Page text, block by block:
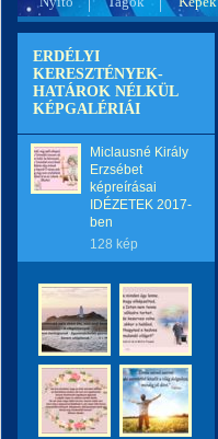
ERDÉLYI
KERESZTÉNYEK-
HATÁROK NÉLKÜL
KÉPGALÉRIÁI
Miclausné Király
Erzsébet
képreírásai
IDÉZETEK 2017-
ben
128 kép